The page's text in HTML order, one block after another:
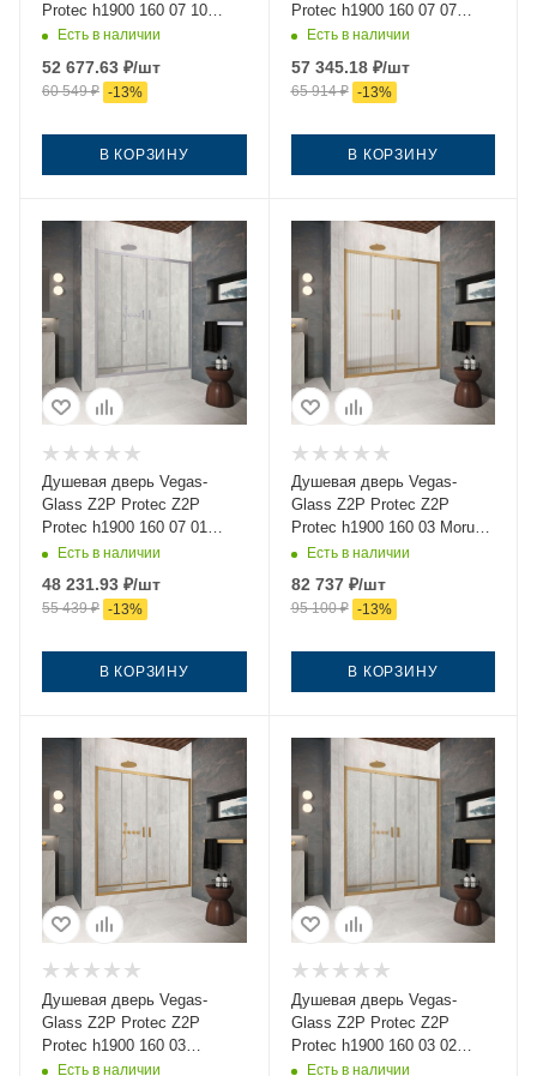
Protec h1900 160 07 10
160х190 стекло матовое
Есть в наличии
52 677.63 ₽/шт
60 549₽ -13%
В КОРЗИНУ
Protec h1900 160 07 07
160х190 стекло
хром
Есть в наличии
57 345.18₽/шт
65 914₽ -13%
В КОРЗИНУ
Душевая дверь Vegas-
Glass Z2P Protec Z2P
Protec h1900 160 07 01
160х190 стекло прозрачное
профиль хром
Есть в наличии
48 231.93 ₽/шт
55 439₽ -13%
В КОРЗИНУ
Душевая дверь Vegas-
Glass Z2P Protec Z2P
Protec h1900 160 03 Moru
160х190 стекло рифленое
профиль золото
Есть в наличии
82 737₽/шт
95 100₽ -13%
В КОРЗИНУ
Душевая дверь Vegas-
Glass Z2P Protec Z2P
Protec h1900 160 03
crystalvision 160х190
Есть в наличии
Душевая дверь Vegas-
Glass Z2P Protec Z2P
Protec h1900 160 03 02
160х190 стекло рифленое
Есть в наличии